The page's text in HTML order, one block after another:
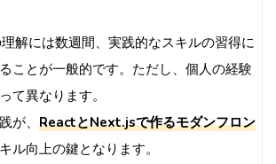
解には数週間、実践的なスキルの習得に
ことが一般的です。ただし、個人の経験
て異なります。
が、 ReactとNext.jsで作るモダンフロン
ル向上の鍵となります。